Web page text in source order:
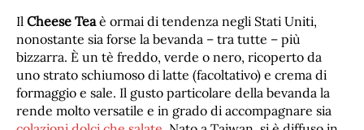
Il Cheese Teaè ormai di tendenza negli Stati Uniti,
nonostante sia forse la bevanda – tra tutte – più
bizzarra. È un tè freddo, verde o nero, ricoperto da
uno strato schiumoso di latte (facoltativo) e crema di
formaggio e sale. Il gusto particolare della bevanda la
rende molto versatile e in grado di accompagnare sia